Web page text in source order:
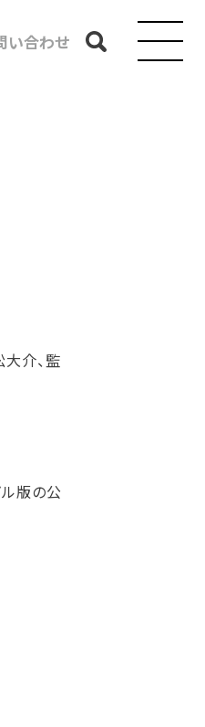
い合わせ
大介、監
版の公